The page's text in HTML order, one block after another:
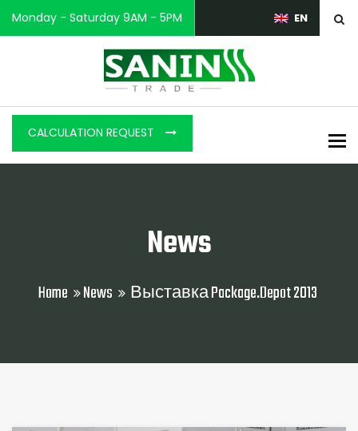
Monday - Saturday 9AM - 5PM EN
CALCULATION REQUEST
News
Home News Выставка Package.Depot 2013